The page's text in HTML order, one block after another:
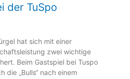
der TuSpo
hat sich mit einer
zwei wichtige
Beim Gastspiel bei Tuspo
die „Bulls“ nach einem